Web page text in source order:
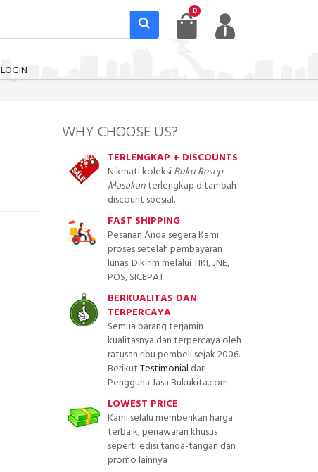
0
LOGIN
WHY CHOOSE US?
TERLENGKAP + DISCOUNTS
Nikmati koleksiBuku Resep
Masakanterlengkap ditambah
discount spesial.
FAST SHIPPING
Pesanan Anda segera Kami
proses setelah pembayaran
lunas. Dikirim melalui TIKI, JNE,
POS, SICEPAT.
BERKUALITAS DAN
TERPERCAYA
Semua barang terjamin
kualitasnya dan terpercaya oleh
ratusan ribu pembeli sejak 2006.
BerikutTestimonial dari
Pengguna Jasa Bukukita.com
LOWEST PRICE
Kami selalu memberikan harga
terbaik, penawaran khusus
seperti edisi tanda-tangan dan
promo lainnya